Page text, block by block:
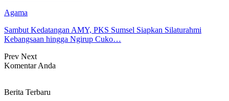
Agama
Sambut Kedatangan AMY, PKS Sumsel Siapkan Silaturahmi
Kebangsaan hingga Ngirup Cuko…
Prev Next
Komentar Anda
Berita Terbaru